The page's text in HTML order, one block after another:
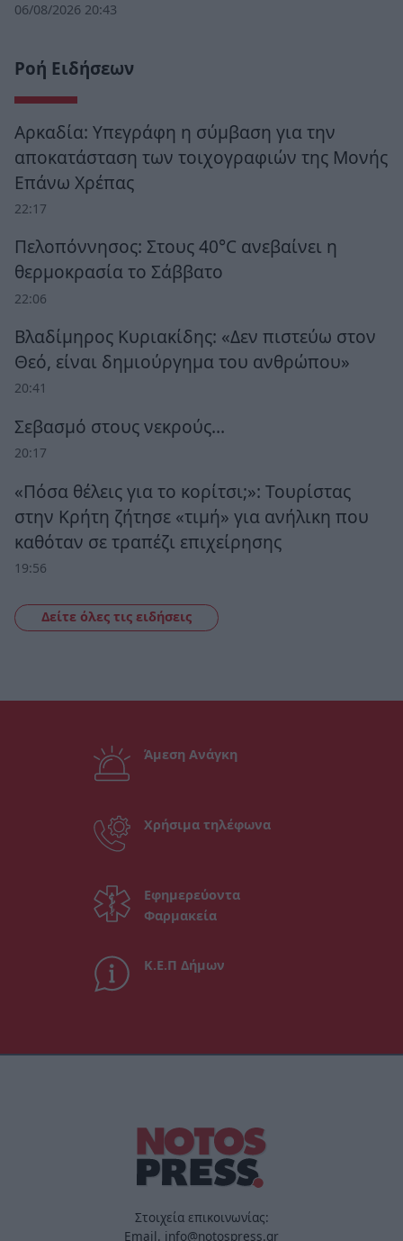
06/08/2026 20:43
Ροή Ειδήσεων
Αρκαδία: Υπεγράφη η σύμβαση για την
αποκατάσταση των τοιχογραφιών της Μονής
Επάνω Χρέπας
22:17
Πελοπόννησος: Στους 40°C ανεβαίνει η
θερμοκρασία το Σάββατο
22:06
Βλαδίμηρος Κυριακίδης: «Δεν πιστεύω στον
Θεό, είναι δημιούργημα του ανθρώπου»
20:41
Σεβασμό στους νεκρούς…
20:17
«Πόσα θέλεις για το κορίτσι;»: Τουρίστας
στην Κρήτη ζήτησε «τιμή» για ανήλικη που
καθόταν σε τραπέζι επιχείρησης
19:56
Δείτε όλες τις ειδήσεις
Άμεση Ανάγκη
Χρήσιμα τηλέφωνα
Εφημερεύοντα
Φαρμακεία
Κ.Ε.Π Δήμων
Στοιχεία επικοινωνίας:
Email. info@notospress.gr